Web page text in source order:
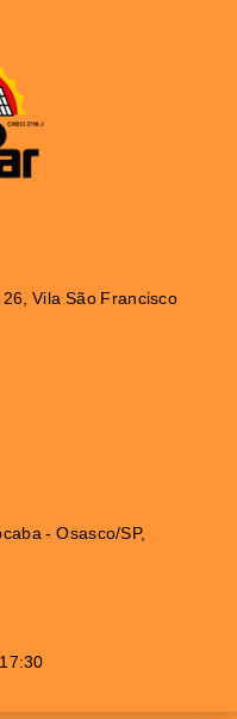
Vila São Francisco
- Osasco/SP,